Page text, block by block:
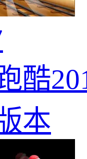
酷
本